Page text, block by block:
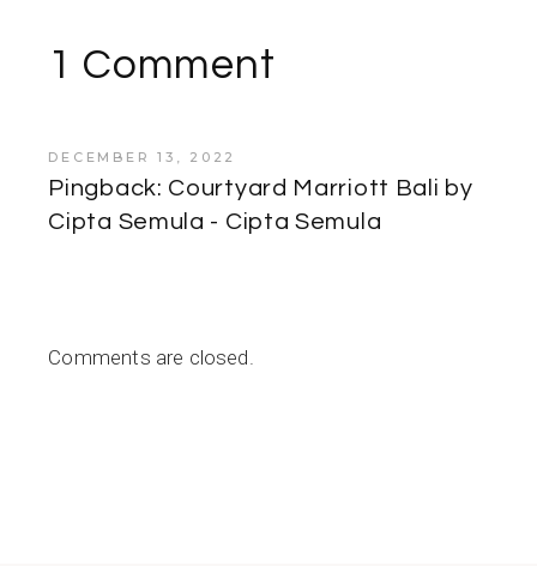
Menambah Estetika
Furniture Anda
1 Comment
DECEMBER 13, 2022
Pingback: Courtyard Marriott Bali by
Cipta Semula - Cipta Semula
Comments are closed.